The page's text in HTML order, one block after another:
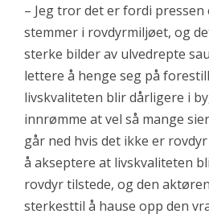
– Jeg tror det er fordi
stemmer i rovdyrmiljøet, og
sterke bilder av ulvedrepte
lettere å henge seg på
livskvaliteten blir dårligere i
innrømme at vel så mange
går ned hvis det ikke er
å akseptere at livskvaliteten
rovdyr tilstede, og den
sterkesttil å hause opp den